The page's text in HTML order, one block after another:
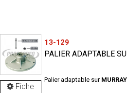
Fiche
13-129
PALIER ADAPTABLE
Palier adaptable sur MURRAY.